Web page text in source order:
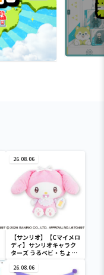
26.08.06
【サンリオ】【Cマイメロ
ディ】サンリオキャラク
ターズ うるベビ・ちょい
26.08.06